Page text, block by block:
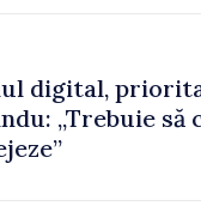
digital,
„Trebuie să